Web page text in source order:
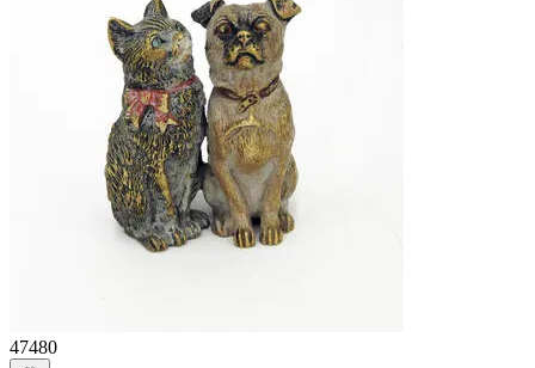
47480